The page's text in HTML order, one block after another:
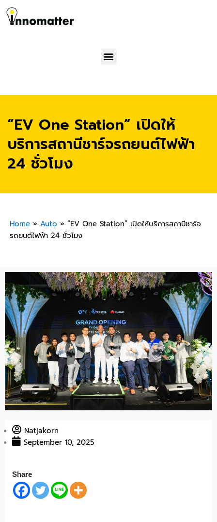
Menu
“EV One Station” เปิดให้
บริการสถานีชาร์จรถยนต์ไฟฟ้า
24 ชั่วโมง
Home » Auto » “EV One Station” เปิดให้บริการสถานีชาร์จ
รถยนต์ไฟฟ้า 24 ชั่วโมง
Natjakorn
September 10, 2025
Share